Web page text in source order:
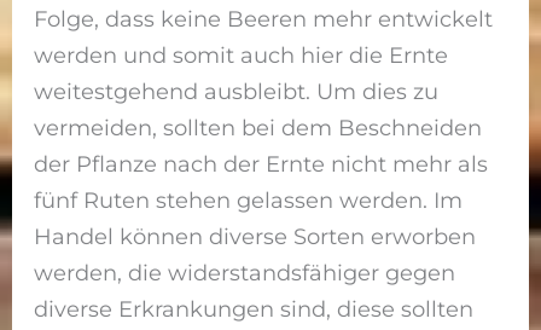
Folge, dass keine Beeren mehr entwickelt
werden und somit auch hier die Ernte
weitestgehend ausbleibt. Um dies zu
vermeiden, sollten bei dem Beschneiden
der Pflanze nach der Ernte nicht mehr als
fünf Ruten stehen gelassen werden. Im
Handel können diverse Sorten erworben
werden, die widerstandsfähiger gegen
diverse Erkrankungen sind, diese sollten